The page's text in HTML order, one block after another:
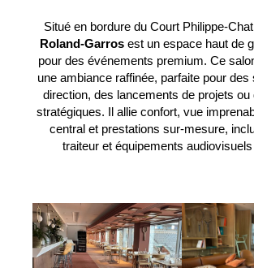
Situé en bordure du Court Philippe-
Roland-Garros est un espace haut de
pour des événements premium. Ce
une ambiance raffinée, parfaite pour des
direction, des lancements de projets ou
stratégiques. Il allie confort, vue
central et prestations sur-mesure,
traiteur et équipements